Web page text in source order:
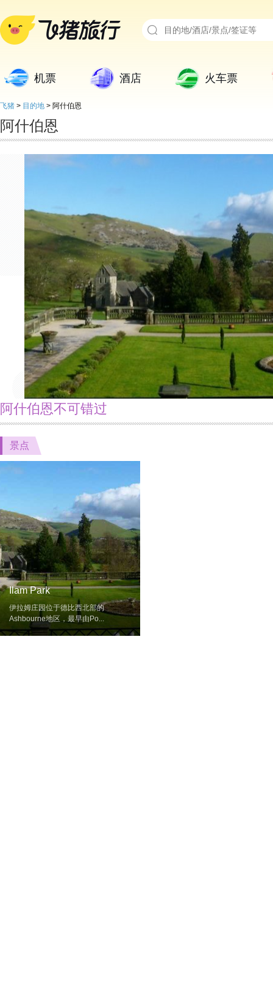
机票 酒店 火车票
飞猪 > 目的地 > 阿什伯恩
阿什伯恩
阿什伯恩不可错过
景点
Ilam Park
伊拉姆庄园位于德比西北部的
Ashbourne地区，最早由Po...